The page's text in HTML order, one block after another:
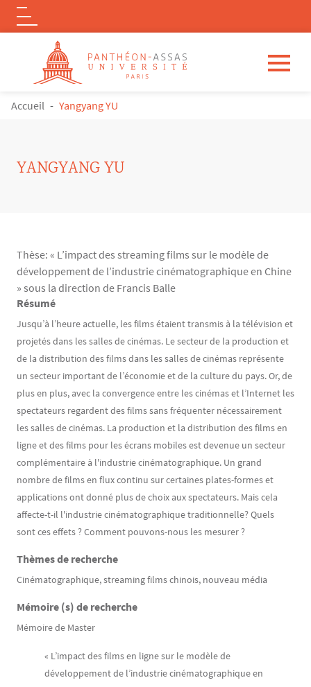
Aller au contenu principal
Logo
FIL D'ARIANE
Accueil Yangyang YU
YANGYANG YU
Thèse: « L’impact des streaming films sur le modèle de
développement de l’industrie cinématographique en Chine
» sous la direction de Francis Balle
Contenu
Texte
Résumé
Jusqu’à l’heure actuelle, les films étaient transmis à la télévision et
projetés dans les salles de cinémas. Le secteur de la production et
de la distribution des films dans les salles de cinémas représente
un secteur important de l’économie et de la culture du pays. Or, de
plus en plus, avec la convergence entre les cinémas et l’Internet les
spectateurs regardent des films sans fréquenter nécessairement
les salles de cinémas. La production et la distribution des films en
ligne et des films pour les écrans mobiles est devenue un secteur
complémentaire à l'industrie cinématographique. Un grand
nombre de films en flux continu sur certaines plates-formes et
applications ont donné plus de choix aux spectateurs. Mais cela
affecte-t-il l'industrie cinématographique traditionnelle? Quels
sont ces effets ? Comment pouvons-nous les mesurer ?
Thèmes de recherche
Cinématographique, streaming films chinois, nouveau média
Mémoire (s) de recherche
Mémoire de Master
« L’impact des films en ligne sur le modèle de
développement de l’industrie cinématographique en